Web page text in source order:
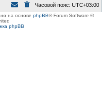
Часовой пояс: UTC+03:00
на основе phpBB® Forum Software ©
phpBB